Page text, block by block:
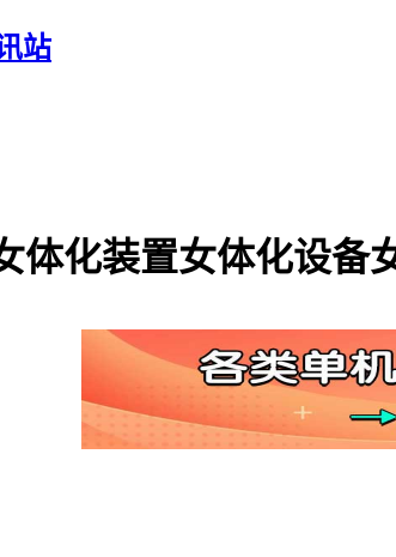
站
化装置女体化设备